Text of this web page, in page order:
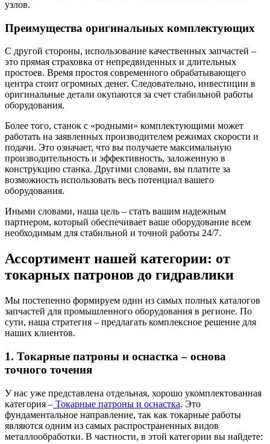
узлов.
Преимущества оригинальных комплектующих
С другой стороны, использование качественных запчастей –
это прямая страховка от непредвиденных и длительных
простоев. Время простоя современного обрабатывающего
центра стоит огромных денег. Следовательно, инвестиции в
оригинальные детали окупаются за счет стабильной работы
оборудования.
Более того, станок с «родными» комплектующими может
работать на заявленных производителем режимах скорости и
подачи. Это означает, что вы получаете максимальную
производительность и эффективность, заложенную в
конструкцию станка. Другими словами, вы платите за
возможность использовать весь потенциал вашего
оборудования.
Иными словами, наша цель – стать вашим надежным
партнером, который обеспечивает ваше оборудование всем
необходимым для стабильной и точной работы 24/7.
Ассортимент нашей категории: от
токарных патронов до гидравлики
Мы постепенно формируем один из самых полных каталогов
запчастей для промышленного оборудования в регионе. По
сути, наша стратегия – предлагать комплексное решение для
наших клиентов.
1. Токарные патроны и оснастка – основа
точного точения
У нас уже представлена отдельная, хорошо укомплектованная
категория – Токарные патроны и оснастка. Это
фундаментальное направление, так как токарные работы
являются одним из самых распространенных видов
металлообработки. В частности, в этой категории вы найдете: